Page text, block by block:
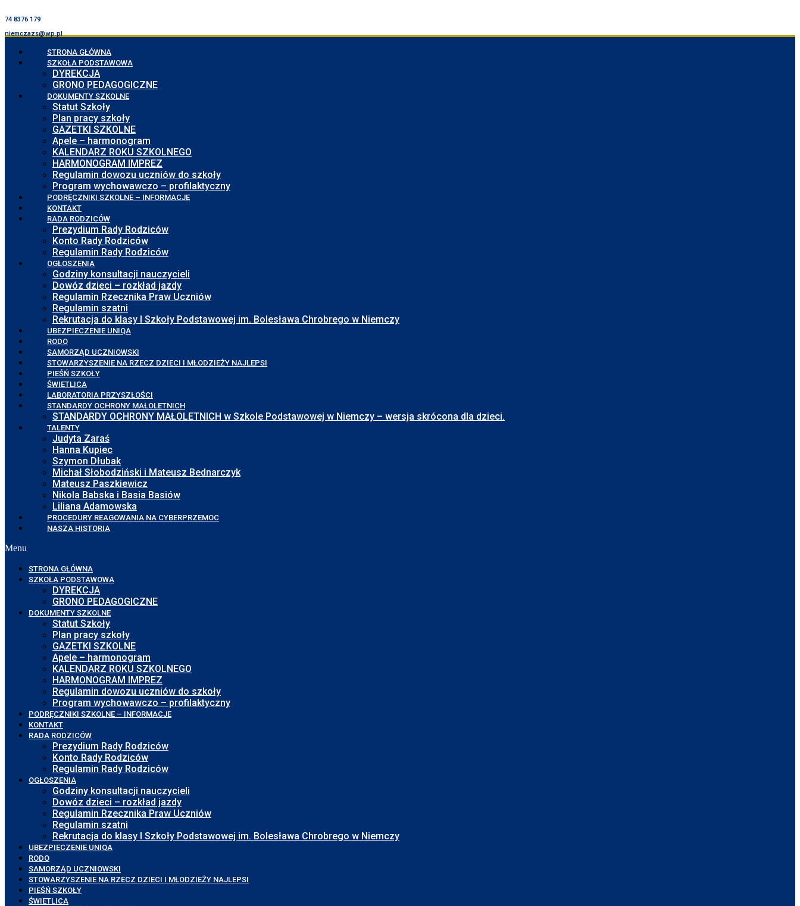
74 8376 179
niemczazs@wp.pl
STRONA GŁÓWNA
SZKOŁA PODSTAWOWA
DYREKCJA
GRONO PEDAGOGICZNE
DOKUMENTY SZKOLNE
Statut Szkoły
Plan pracy szkoły
GAZETKI SZKOLNE
Apele – harmonogram
KALENDARZ ROKU SZKOLNEGO
HARMONOGRAM IMPREZ
Regulamin dowozu uczniów do szkoły
Program wychowawczo – profilaktyczny
PODRĘCZNIKI SZKOLNE – INFORMACJE
KONTAKT
RADA RODZICÓW
Prezydium Rady Rodziców
Konto Rady Rodziców
Regulamin Rady Rodziców
OGŁOSZENIA
Godziny konsultacji nauczycieli
Dowóz dzieci – rozkład jazdy
Regulamin Rzecznika Praw Uczniów
Regulamin szatni
Rekrutacja do klasy I Szkoły Podstawowej im. Bolesława Chrobrego w Niemczy
UBEZPIECZENIE UNIQA
RODO
SAMORZĄD UCZNIOWSKI
STOWARZYSZENIE NA RZECZ DZIECI I MŁODZIEŻY NAJLEPSI
PIEŚŃ SZKOŁY
ŚWIETLICA
LABORATORIA PRZYSZŁOŚCI
STANDARDY OCHRONY MAŁOLETNICH
STANDARDY OCHRONY MAŁOLETNICH w Szkole Podstawowej w Niemczy – wersja skrócona dla dzieci.
TALENTY
Judyta Zaraś
Hanna Kupiec
Szymon Dłubak
Michał Słobodziński i Mateusz Bednarczyk
Mateusz Paszkiewicz
Nikola Babska i Basia Basiów
Liliana Adamowska
PROCEDURY REAGOWANIA NA CYBERPRZEMOC
NASZA HISTORIA
Menu
STRONA GŁÓWNA
SZKOŁA PODSTAWOWA
DYREKCJA
GRONO PEDAGOGICZNE
DOKUMENTY SZKOLNE
Statut Szkoły
Plan pracy szkoły
GAZETKI SZKOLNE
Apele – harmonogram
KALENDARZ ROKU SZKOLNEGO
HARMONOGRAM IMPREZ
Regulamin dowozu uczniów do szkoły
Program wychowawczo – profilaktyczny
PODRĘCZNIKI SZKOLNE – INFORMACJE
KONTAKT
RADA RODZICÓW
Prezydium Rady Rodziców
Konto Rady Rodziców
Regulamin Rady Rodziców
OGŁOSZENIA
Godziny konsultacji nauczycieli
Dowóz dzieci – rozkład jazdy
Regulamin Rzecznika Praw Uczniów
Regulamin szatni
Rekrutacja do klasy I Szkoły Podstawowej im. Bolesława Chrobrego w Niemczy
UBEZPIECZENIE UNIQA
RODO
SAMORZĄD UCZNIOWSKI
STOWARZYSZENIE NA RZECZ DZIECI I MŁODZIEŻY NAJLEPSI
PIEŚŃ SZKOŁY
ŚWIETLICA